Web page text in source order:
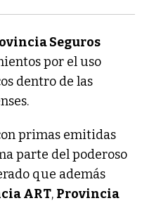
Seguros
por el uso
dentro de las
primas emitidas
parte del poderoso
que además
ART, Provincia